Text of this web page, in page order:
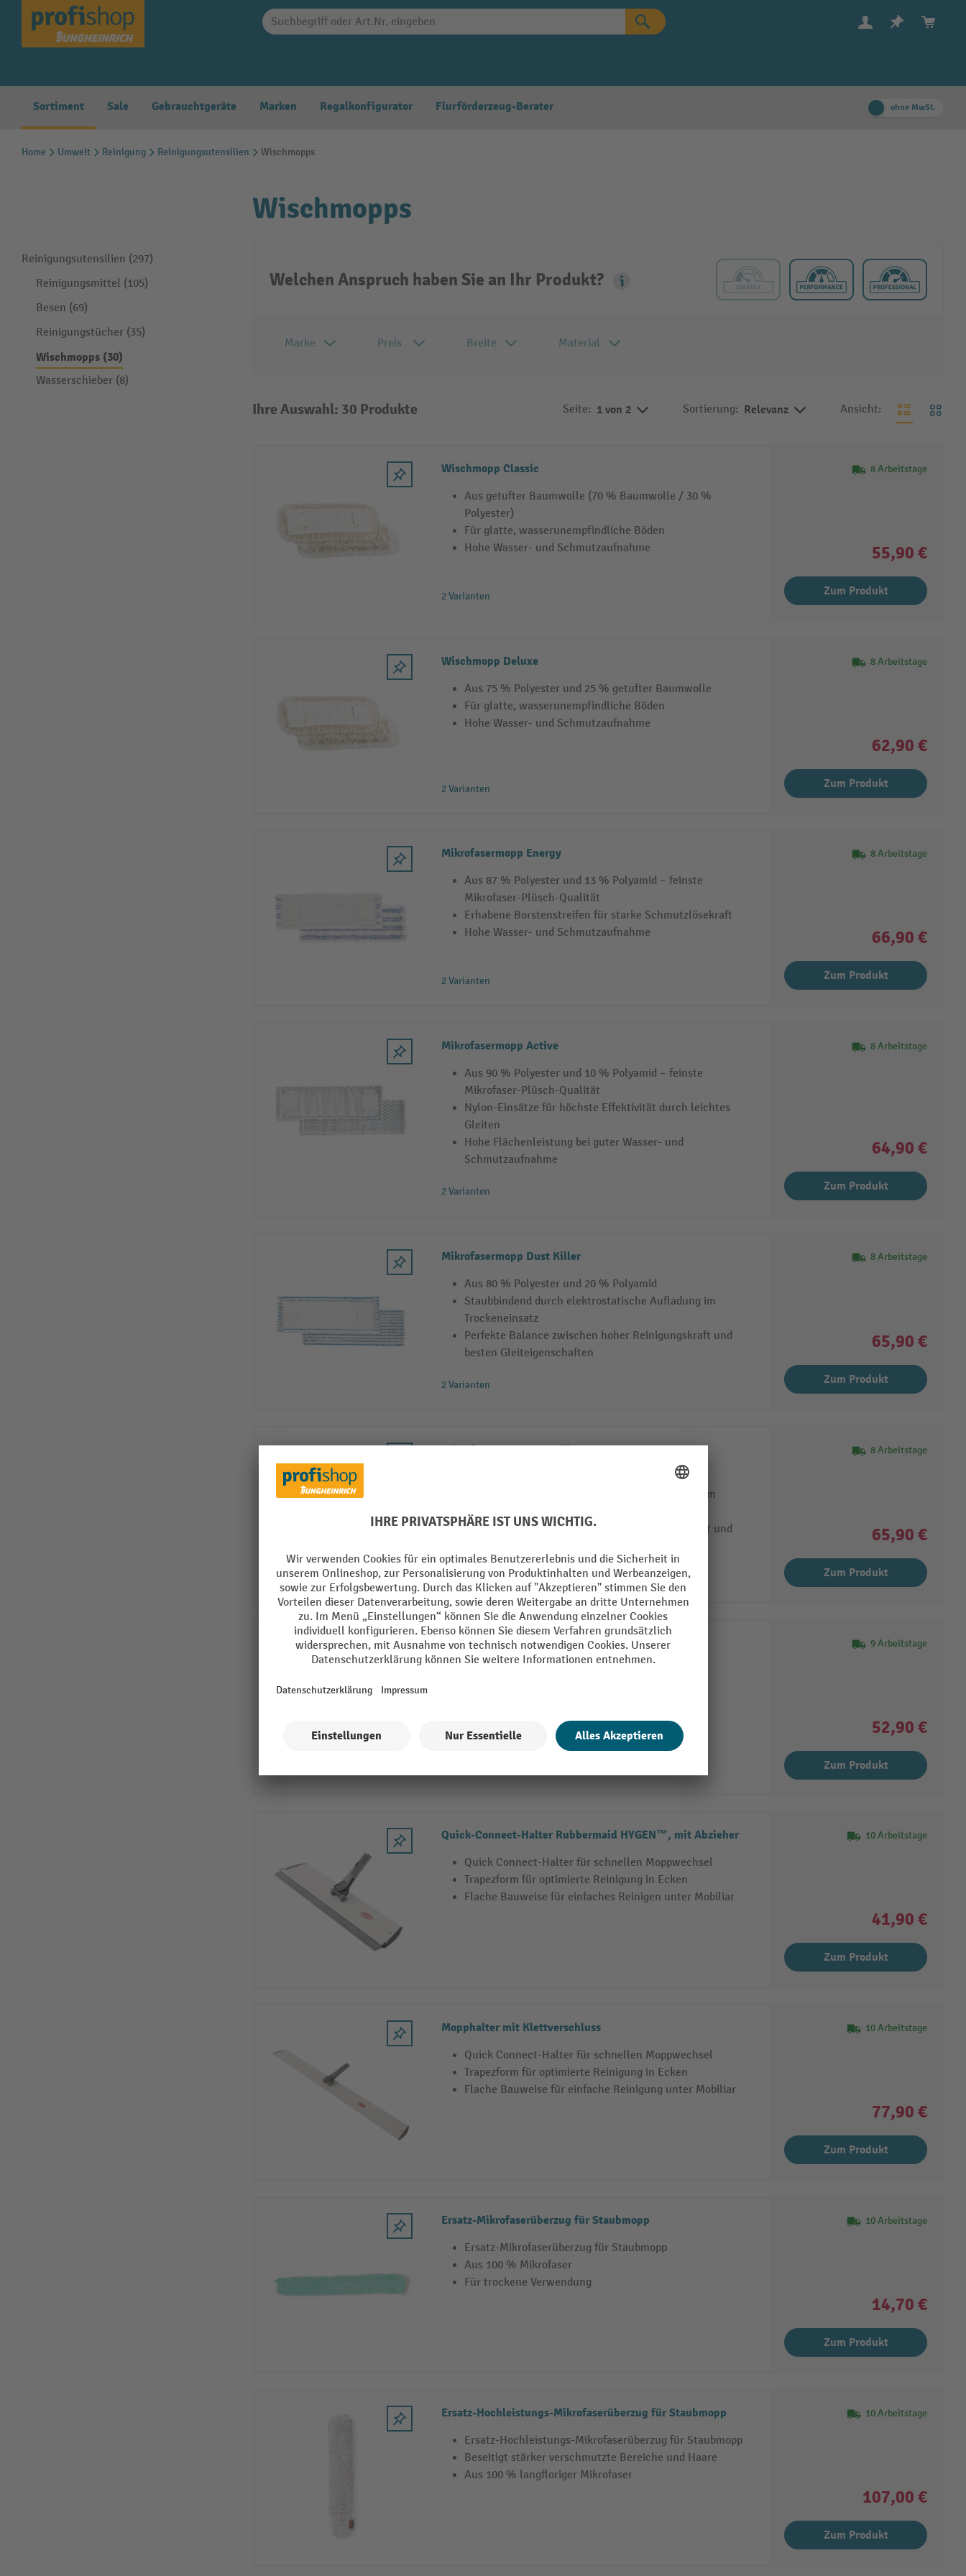
Zur Hauptnavigation springen
Sortiment Sale Gebrauchtgeräte Marken Regalkonfigurator Flurförderzeug-Berater ohne MwSt.
Home Umwelt Reinigung Reinigungsutensilien Wischmopps
Reinigungsutensilien (297)
Reinigungsmittel (105)
Besen (69)
Reinigungstücher (35)
Wischmopps (30)
Wasserschieber (8)
Wischmopps
Welchen Anspruch haben Sie an Ihr Produkt?
Marke Preis Breite Material
Ihre Auswahl: 30 Produkte Seite: 1 von 2 Sortierung: Relevanz Ansicht:
Wischmopp Classic
Aus getufter Baumwolle (70 % Baumwolle / 30 %
Polyester)
Für glatte, wasserunempfindliche Böden
Hohe Wasser- und Schmutzaufnahme
2 Varianten
8 Arbeitstage
55,90 €
Zum Produkt
Wischmopp Deluxe
Aus 75 % Polyester und 25 % getufter Baumwolle
Für glatte, wasserunempfindliche Böden
Hohe Wasser- und Schmutzaufnahme
2 Varianten
8 Arbeitstage
62,90 €
Zum Produkt
Mikrofasermopp Energy
Aus 87 % Polyester und 13 % Polyamid – feinste
Mikrofaser-Plüsch-Qualität
Erhabene Borstenstreifen für starke Schmutzlösekraft
Hohe Wasser- und Schmutzaufnahme
2 Varianten
8 Arbeitstage
66,90 €
Zum Produkt
Mikrofasermopp Active
Aus 90 % Polyester und 10 % Polyamid – feinste
Mikrofaser-Plüsch-Qualität
Nylon-Einsätze für höchste Effektivität durch leichtes
Gleiten
Hohe Flächenleistung bei guter Wasser- und
Schmutzaufnahme
2 Varianten
8 Arbeitstage
64,90 €
Zum Produkt
Mikrofasermopp Dust Killer
Aus 80 % Polyester und 20 % Polyamid
Staubbindend durch elektrostatische Aufladung im
Trockeneinsatz
Perfekte Balance zwischen hoher Reinigungskraft und
besten Gleiteigenschaften
2 Varianten
8 Arbeitstage
65,90 €
Zum Produkt
Mikrofasermopp Dust Killer Grey
Staubbindend durch elektrostatische Aufladung im
Trockeneinsatz
Perfekte Balance zwischen hoher Reinigungskraft und
2 Varianten
8 Arbeitstage
65,90 €
Zum Produkt
Premium-Mopp für Wisch-Set 9 Arbeitstage
52,90 €
Zum Produkt
Quick-Connect-Halter Rubbermaid HYGEN™, mit Abzieher
Quick Connect-Halter für schnellen Moppwechsel
Trapezform für optimierte Reinigung in Ecken
Flache Bauweise für einfaches Reinigen unter Mobiliar
10 Arbeitstage
41,90 €
Zum Produkt
Mopphalter mit Klettverschluss
Quick Connect-Halter für schnellen Moppwechsel
Trapezform für optimierte Reinigung in Ecken
Flache Bauweise für einfache Reinigung unter Mobiliar
10 Arbeitstage
77,90 €
Zum Produkt
Ersatz-Mikrofaserüberzug für Staubmopp
Ersatz-Mikrofaserüberzug für Staubmopp
Aus 100 % Mikrofaser
Für trockene Verwendung
10 Arbeitstage
14,70 €
Zum Produkt
Ersatz-Hochleistungs-Mikrofaserüberzug für Staubmopp
Ersatz-Hochleistungs-Mikrofaserüberzug für Staubmopp
Beseitigt stärker verschmutzte Bereiche und Haare
Aus 100 % langfloriger Mikrofaser
10 Arbeitstage
107,00 €
Zum Produkt